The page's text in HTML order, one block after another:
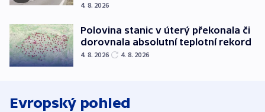
4. 8. 2026
Polovina stanic v úterý překonala či
dorovnala absolutní teplotní rekord
4. 8. 2026 4. 8. 2026
Evropský pohled